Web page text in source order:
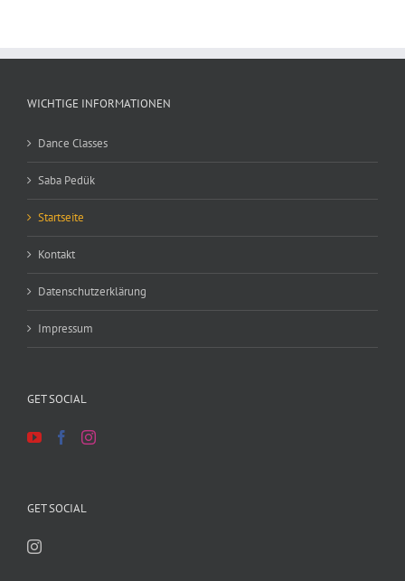
WICHTIGE INFORMATIONEN
Dance Classes
Saba Pedük
Startseite
Kontakt
Datenschutzerklärung
Impressum
GET SOCIAL
GET SOCIAL